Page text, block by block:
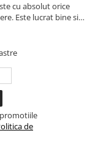
cu absolut orice
Este lucrat bine si
de